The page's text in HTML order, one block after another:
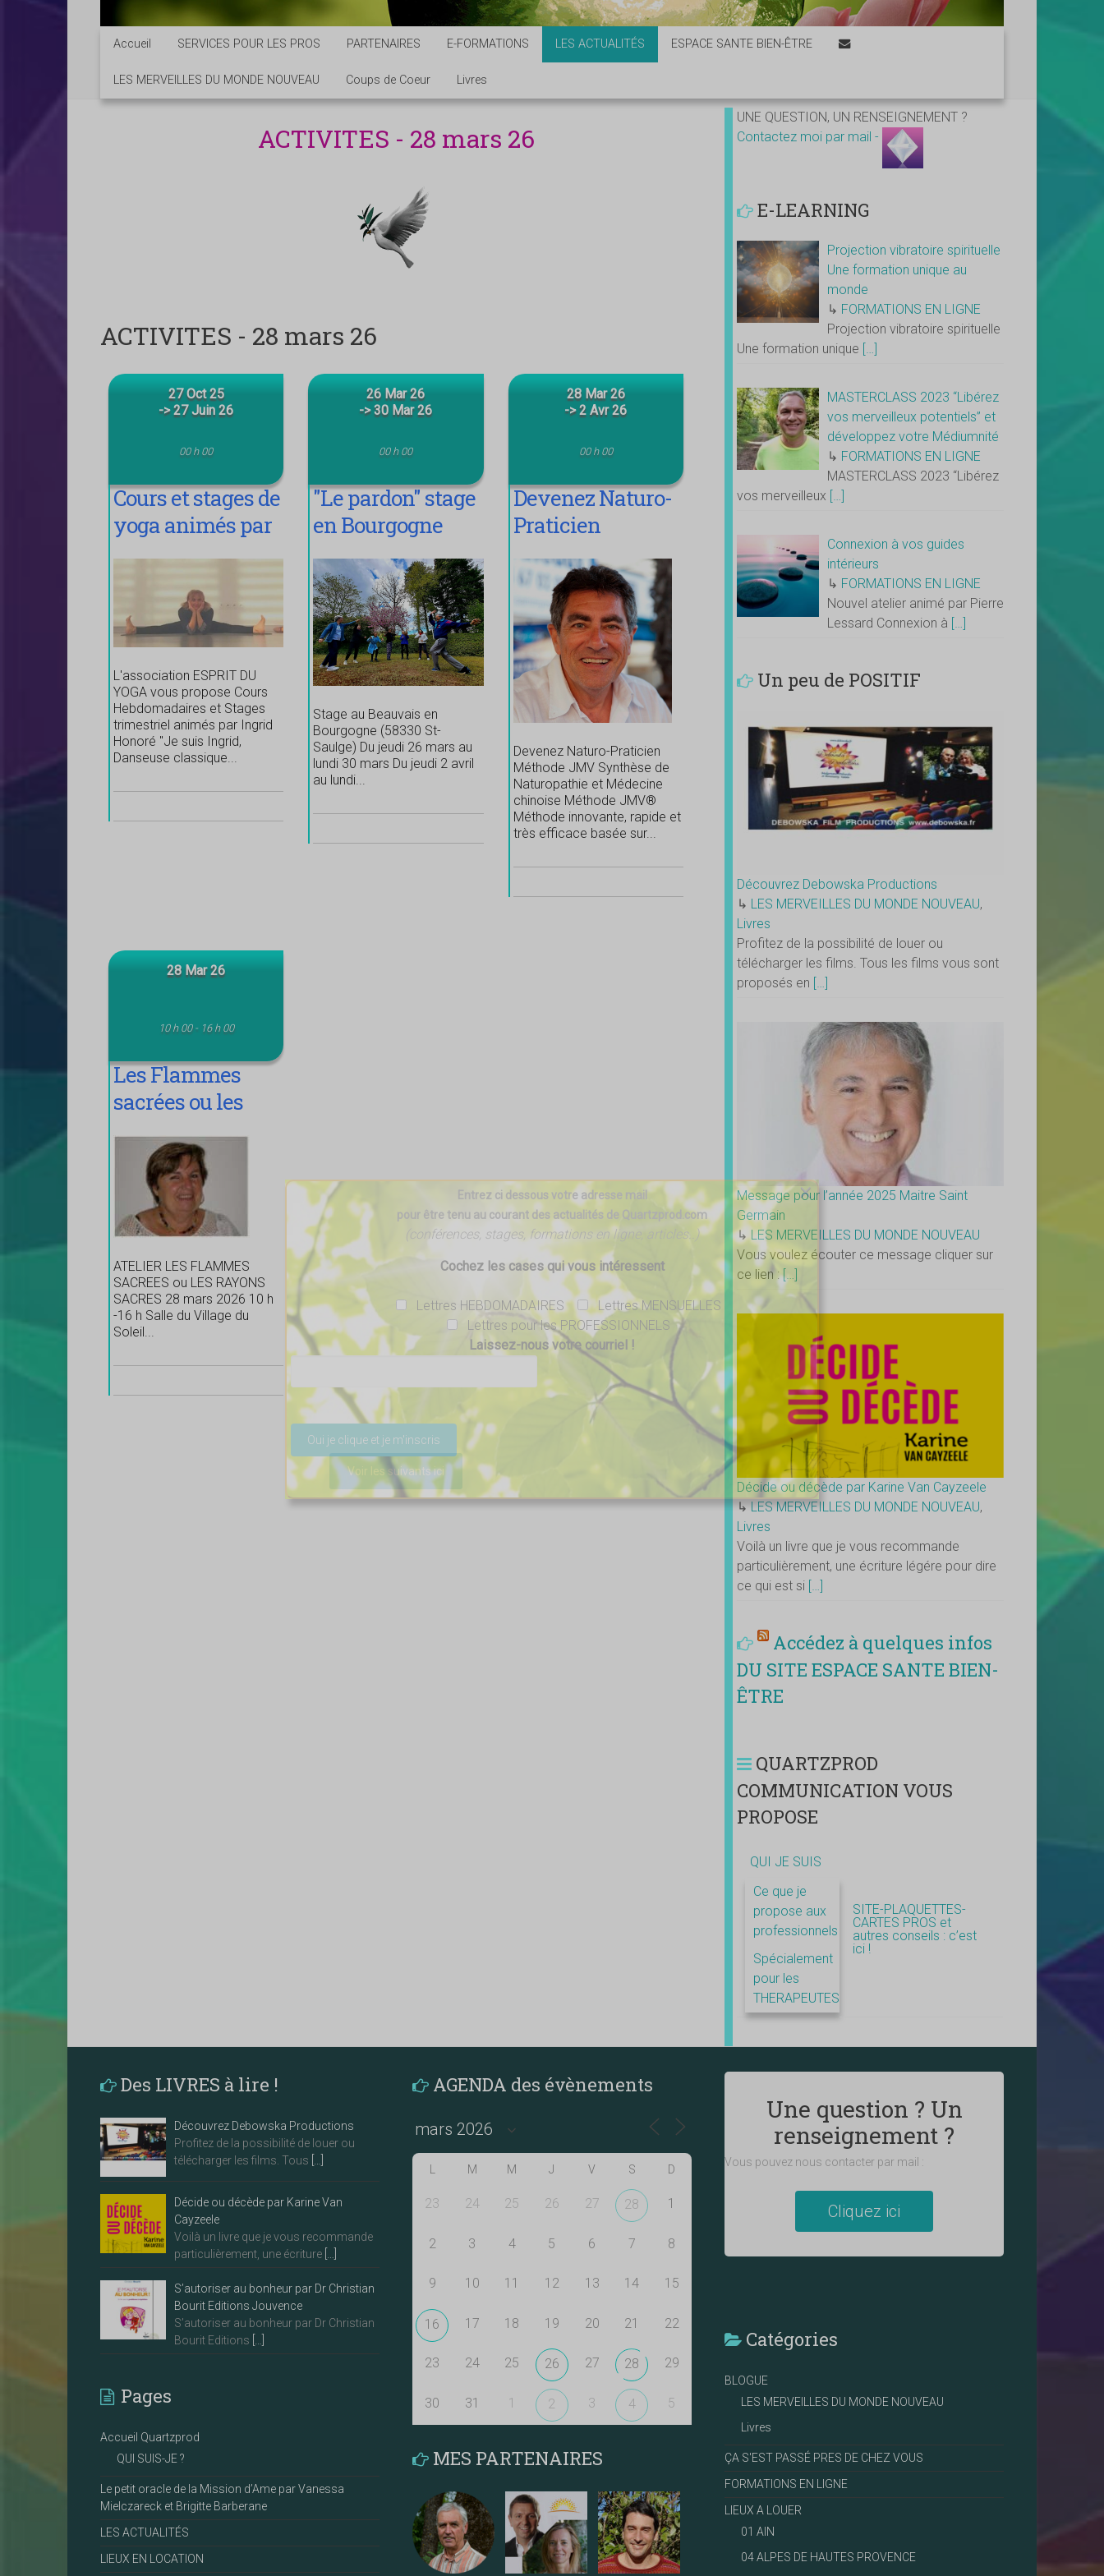
Accueil SERVICES POUR LES PROS PARTENAIRES E-FORMATIONS LES ACTUALITÉS ESPACE SANTE BIEN-ÊTRE
LES MERVEILLES DU MONDE NOUVEAU Coups de Coeur Livres
ACTIVITES - 28 mars 26
ACTIVITES - 28 mars 26
27 Oct 25
-> 27 Juin 26
00 h 00
Cours et stages de
yoga animés par
Ingrid H,
yoga diplômé
L'association ESPRIT DU
YOGA vous propose Cours
Hebdomadaires et Stages
trimestriel animés par Ingrid
Honoré "Je suis Ingrid,
Danseuse classique...
26 Mar 26
-> 30 Mar 26
00 h 00
"Le pardon" stage
en Bourgogne
Stage au Beauvais en
Bourgogne (58330 St-
Saulge) Du jeudi 26 mars au
lundi 30 mars Du jeudi 2 avril
au lundi...
28 Mar 26
-> 2 Avr 26
00 h 00
Devenez Naturo-
Praticien
Méthode JMV
Synthèse de
Naturopathie et
Médecine
chinoise
Devenez Naturo-Praticien
Méthode JMV Synthèse de
Naturopathie et Médecine
chinoise Méthode JMV®
Méthode innovante, rapide et
très efficace basée sur...
28 Mar 26
10 h 00 - 16 h 00
Les Flammes
sacrées ou les
ATELIER LES FLAMMES
SACREES ou LES RAYONS
SACRES 28 mars 2026 10 h
-16 h Salle du Village du
Soleil...
Voir les suivants ici
UNE QUESTION, UN RENSEIGNEMENT ?
Contactez moi par mail -
E-LEARNING
Projection vibratoire spirituelle
Une formation unique au
monde
↳ FORMATIONS EN LIGNE
Projection vibratoire spirituelle
Une formation unique […]
MASTERCLASS 2023 “Libérez
vos merveilleux potentiels” et
développez votre Médiumnité
↳ FORMATIONS EN LIGNE
MASTERCLASS 2023 “Libérez
vos merveilleux […]
Connexion à vos guides
intérieurs
↳ FORMATIONS EN LIGNE
Nouvel atelier animé par Pierre
Lessard Connexion à […]
Un peu de POSITIF
Découvrez Debowska Productions
↳ LES MERVEILLES DU MONDE NOUVEAU,
Livres
Profitez de la possibilité de louer ou
télécharger les films. Tous les films vous sont
proposés en […]
Message pour l’année 2025 Maitre Saint
Germain
↳ LES MERVEILLES DU MONDE NOUVEAU
Vous voulez écouter ce message cliquer sur
ce lien :[…]
Décide ou décède par Karine Van Cayzeele
↳LES MERVEILLES DU MONDE NOUVEAU,
Livres
Voilà un livre que je vous recommande
particulièrement, une écriture légére pour dire
ce qui est si […]
Accédez à quelques infos
DU SITE ESPACE SANTE BIEN-
ÊTRE
QUARTZPROD
COMMUNICATION VOUS
PROPOSE
QUI JE SUIS
Ce que je
propose aux
professionnels
Spécialement
pour les
THERAPEUTES
SITE-PLAQUETTES-
CARTES PROS et
autres conseils : c’est
ici !
Des LIVRES à lire !
Découvrez Debowska Productions
Profitez de la possibilité de louer ou
télécharger les films. Tous
Décide ou décède par Karine Van
Cayzeele
Voilà un livre que je vous recommande
particulièrement, une écriture
S’autoriser au bonheur par Dr Christian
Bourit Editions Jouvence
S’autoriser au bonheur par Dr Christian
Bourit Editions
Pages
Accueil Quartzprod
QUI SUIS-JE ?
Le petit oracle de la Mission d’Ame par Vanessa
Mielczareck et Brigitte Barberane
LES ACTUALITÉS
LIEUX EN LOCATION
AGENDA des évènements
M M J V S D
23 24 25 26 27 28 1
2 3 4 5 6 7 8
9 10 11 12 13 14 15
16 17 18 19 20 21 22
23 24 25 26 27 28 29
30 31 1 2 3 4 5
MES PARTENAIRES
Une question ? Un
renseignement ?
Vous pouvez nous contacter par mail :
Cliquez ici
Catégories
BLOGUE
LES MERVEILLES DU MONDE NOUVEAU
Livres
ÇA S'EST PASSÉ PRES DE CHEZ VOUS
FORMATIONS EN LIGNE
LIEUX A LOUER
01 AIN
04 ALPES DE HAUTES PROVENCE
Entrez ci dessous votre adresse mail
pour être tenu au courant des actualités de Quartzprod.com
(conférences, stages, formations en ligne, articles..)
Cochez les cases qui vous intéressent
Lettres HEBDOMADAIRES
Lettres MENSUELLES
Lettres pour les PROFESSIONNELS
Laissez-nous votre courriel !
Veuillez laisser ce champ vide.
×